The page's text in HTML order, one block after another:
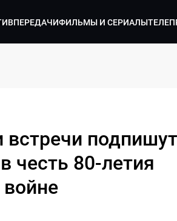
ПЕРЕДАЧИФИЛЬМЫ И СЕРИАЛЫ
честь 80-летия